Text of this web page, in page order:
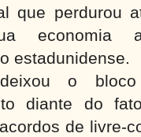
que perdurou
economia
estadunidense.
o
diante do
de livre-